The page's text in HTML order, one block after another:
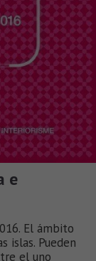
e
El ámbito
islas. Pueden
el uno